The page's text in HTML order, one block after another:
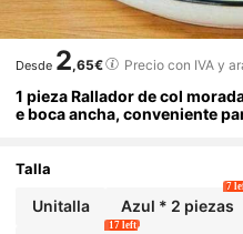
Desde 2,65€ Precio con IVA y
1 pieza Rallador de col
e boca ancha, conveniente
Talla
Unitalla Azul * 2 piezas
7
17 left